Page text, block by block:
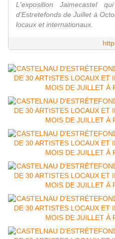
L'exposition Jaimecastel
d'Estretefonds de Juillet à
locaux et internationaux.